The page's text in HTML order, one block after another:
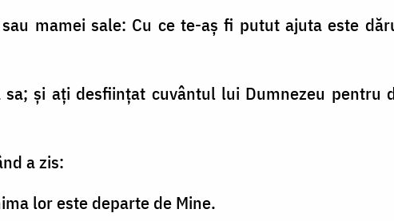
mamei sale: Cu ce te-aş fi putut ajuta este
şi aţi desfiinţat cuvântul lui Dumnezeu pentru
a zis:
lor este departe de Mine.